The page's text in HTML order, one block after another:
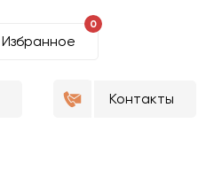
0
Избранное
Контакты